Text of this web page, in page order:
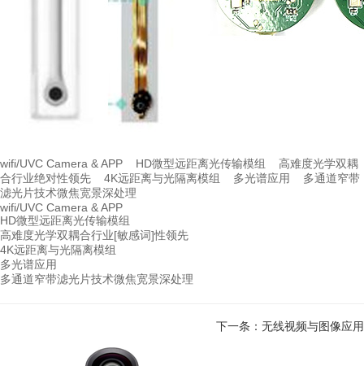
wifi/UVC Camera & APP    HD微型远距离光传输模组    高难度光学双耦
合行业绝对性领先    4K远距离与光隔离模组    多光谱应用    多通道窄带
滤光片技术微焦宽景深处理
wifi/UVC Camera & APP
HD微型远距离光传输模组
高难度光学双耦合行业[敏感词]性领先
4K远距离与光隔离模组
多光谱应用
多通道窄带滤光片技术微焦宽景深处理
下一条：无线视频与图像应用